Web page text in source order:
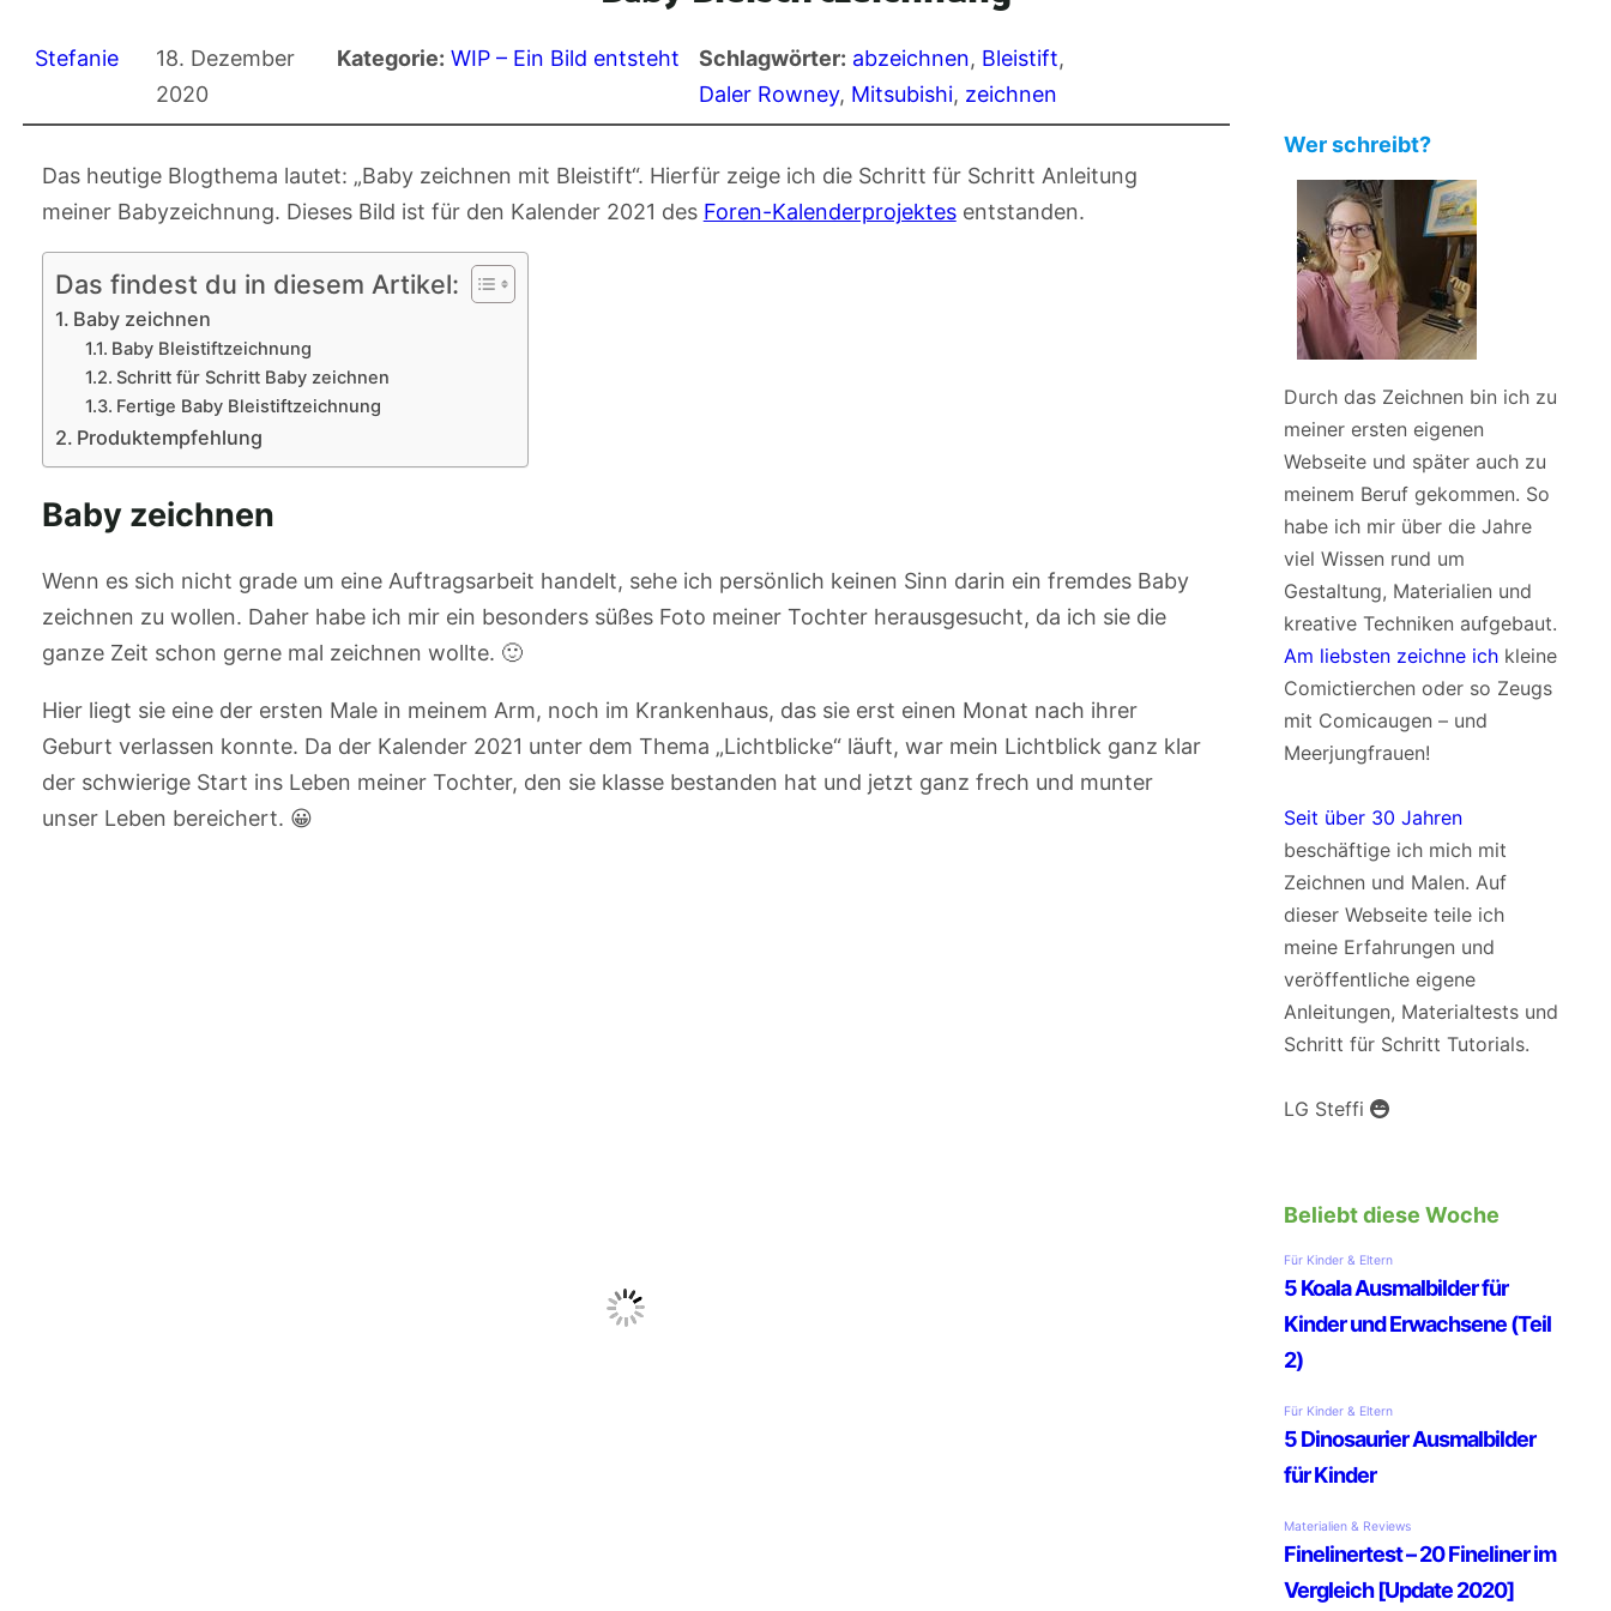
Stefanie
18. Dezember
2020
Kategorie: WIP – Ein Bild entsteht Schlagwörter: abzeichnen, Bleistift
Daler Rowney, Mitsubishi, zeichnen
Das heutige Blogthema lautet: „Baby zeichnen mit Bleistift“. Hierfür zeige ich die Schritt für Schritt Anleitung
meiner Babyzeichnung. Dieses Bild ist für den Kalender 2021 des Foren-Kalenderprojektesentstanden.
Das findest du in diesem Artikel:
Baby zeichnen
Baby Bleistiftzeichnung
Schritt für Schritt Baby zeichnen
Fertige Baby Bleistiftzeichnung
Produktempfehlung
Baby zeichnen
Wenn es sich nicht grade um eine Auftragsarbeit handelt, sehe ich persönlich keinen Sinn darin ein fremdes Baby
zeichnen zu wollen. Daher habe ich mir ein besonders süßes Foto meiner Tochter herausgesucht, da ich sie die
ganze Zeit schon gerne mal zeichnen wollte. 🙂
Hier liegt sie eine der ersten Male in meinem Arm, noch im Krankenhaus, das sie erst einen Monat nach ihrer
Geburt verlassen konnte. Da der Kalender 2021 unter dem Thema „Lichtblicke“ läuft, war mein Lichtblick ganz klar
der schwierige Start ins Leben meiner Tochter, den sie klasse bestanden hat und jetzt ganz frech und munter
unser Leben bereichert. 😀
Wer schreibt?
Durch das Zeichnen bin ich zu
meiner ersten eigenen
Webseite und später auch zu
meinem Beruf gekommen. So
habe ich mir über die Jahre
viel Wissen rund um
Gestaltung, Materialien und
kreative Techniken aufgebaut.
Am liebsten zeichne ich kleine
Comictierchen oder so Zeugs
mit Comicaugen – und
Meerjungfrauen!
Seit über 30 Jahren
beschäftige ich mich mit
Zeichnen und Malen. Auf
dieser Webseite teile ich
meine Erfahrungen und
veröffentliche eigene
Anleitungen, Materialtests und
Schritt für Schritt Tutorials.
LG Steffi
Beliebt diese Woche